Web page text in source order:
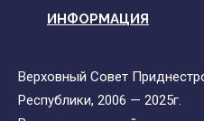
ИНФОРМАЦИЯ
Верховный Совет
Республики, 2006 — 2025г.